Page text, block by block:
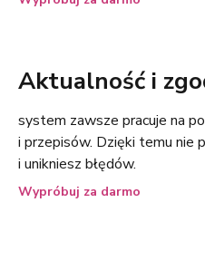
Aktualność i
system zawsze pracuje na
i przepisów. Dzięki temu nie
i unikniesz błędów.
Wypróbuj za darmo